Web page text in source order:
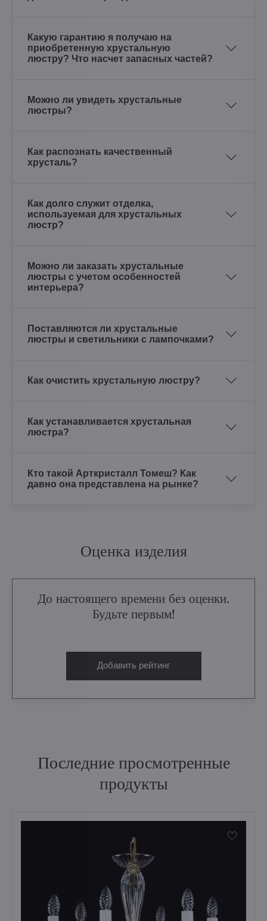
Какую гарантию я получаю на
приобретенную хрустальную
люстру? Что насчет запасных частей?
Можно ли увидеть хрустальные
люстры?
Как распознать качественный
хрусталь?
Как долго служит отделка,
используемая для хрустальных
люстр?
Можно ли заказать хрустальные
люстры с учетом особенностей
интерьера?
Поставляются ли хрустальные
люстры и светильники с лампочками?
Как очистить хрустальную люстру?
Как устанавливается хрустальная
люстра?
Кто такой Арткристалл Томеш? Как
давно она представлена на рынке?
Оценка изделия
До настоящего времени без оценки.
Будьте первым!
Добавить рейтинг
Последние просмотренные
продукты